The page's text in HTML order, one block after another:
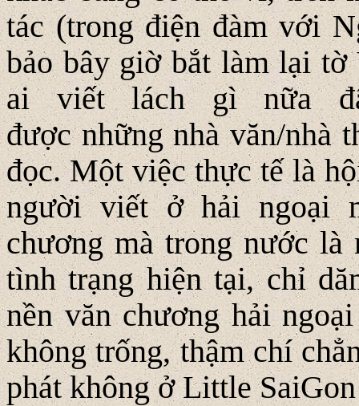
tác (trong điện đàm với
bảo bây giờ bắt làm lại
ai viết lách gì nữa
được những nhà văn/nhà
đọc. Một việc thực tế là
người viết ở hải ngoại
chương mà trong nước
tình trạng hiện tại, chỉ
nền văn chương hải
không trống, thậm chí
phát không ở Little